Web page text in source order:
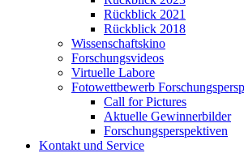
Rückblick 2021
Rückblick 2018
Wissenschaftskino
Forschungsvideos
Virtuelle Labore
Fotowettbewerb
Call for Pictures
Aktuelle Gewinnerbilder
Forschungsperspektiven
Kontakt und Service